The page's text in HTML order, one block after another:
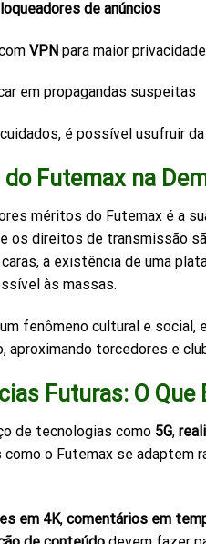
de anúncios
VPNpara maior privacidade
em propagandas suspeitas
é possível usufruir
do Futemax na
méritos do Futemax é a
os direitos de transmissão
a existência de uma
às massas.
fenômeno cultural e
aproximando torcedores e
Futuras: O
de tecnologias como 5G,
o Futemax se adaptem
em 4K, comentários em